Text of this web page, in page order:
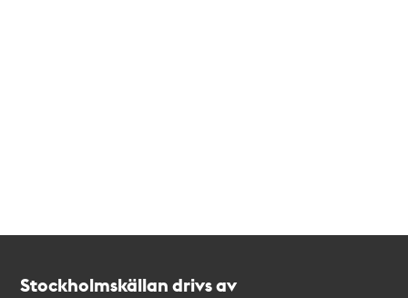
Stockholmskällan drivs av